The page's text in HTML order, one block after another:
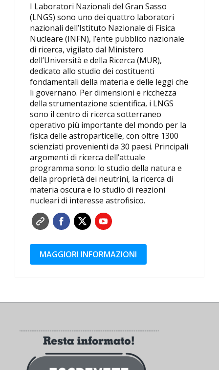
I Laboratori Nazionali del Gran Sasso
(LNGS) sono uno dei quattro laboratori
nazionali dell’Istituto Nazionale di Fisica
Nucleare (INFN), l’ente pubblico nazionale
di ricerca, vigilato dal Ministero
dell’Università e della Ricerca (MUR),
dedicato allo studio dei costituenti
fondamentali della materia e delle leggi che
li governano. Per dimensioni e ricchezza
della strumentazione scientifica, i LNGS
sono il centro di ricerca sotterraneo
operativo più importante del mondo per la
fisica delle astroparticelle, con oltre 1300
scienziati provenienti da 30 paesi. Principali
argomenti di ricerca dell’attuale
programma sono: lo studio della natura e
della proprietà dei neutrini, la ricerca di
materia oscura e lo studio di reazioni
nucleari di interesse astrofisico.
MAGGIORI INFORMAZIONI